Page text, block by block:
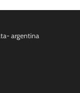
argentina